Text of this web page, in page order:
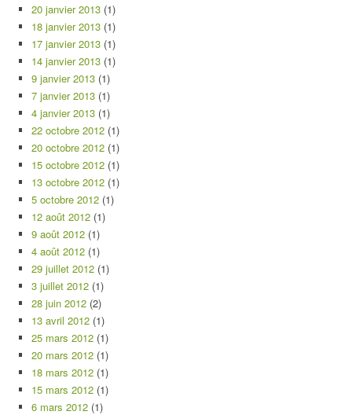
20 janvier 2013 (1)
18 janvier 2013 (1)
17 janvier 2013 (1)
14 janvier 2013 (1)
9 janvier 2013 (1)
7 janvier 2013 (1)
4 janvier 2013 (1)
22 octobre 2012 (1)
20 octobre 2012 (1)
15 octobre 2012 (1)
13 octobre 2012 (1)
5 octobre 2012 (1)
12 août 2012 (1)
9 août 2012 (1)
4 août 2012 (1)
29 juillet 2012 (1)
3 juillet 2012 (1)
28 juin 2012 (2)
13 avril 2012 (1)
25 mars 2012 (1)
20 mars 2012 (1)
18 mars 2012 (1)
15 mars 2012 (1)
6 mars 2012 (1)